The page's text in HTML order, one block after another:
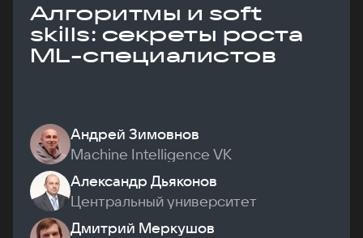
Алгоритмы и soft
skills: секреты роста
ML-специалистов
Андрей Зимовнов
Machine Intelligence VK
Александр Дьяконов
Центральный университет
Дмитрий Меркушов